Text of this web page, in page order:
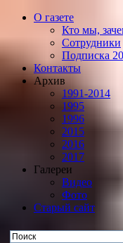
О газете
Кто мы,
Сотрудники
Подписка
Контакты
Архив
1991-2014
1995
1996
2015
2016
2017
Галереи
Видео
Фото
Старый сайт